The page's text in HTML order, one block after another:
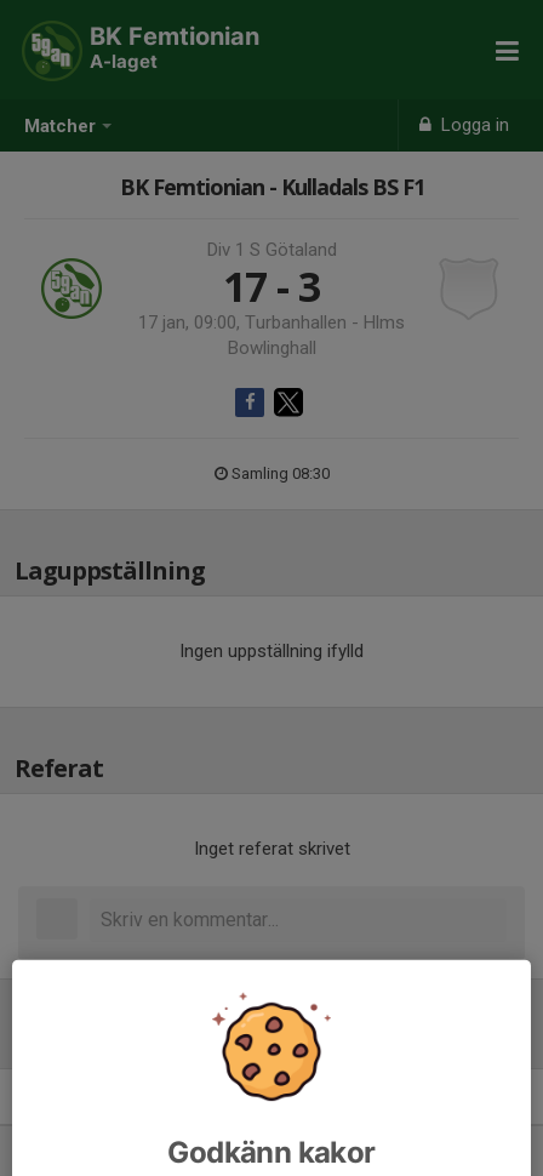
Matcher Logga in
BK Femtionian
A-laget
BK Femtionian - Kulladals BS F1
Div 1 S Götaland
17 - 3
17 jan, 09:00, Turbanhallen - Hlms
Bowlinghall
Samling 08:30
Laguppställning
Ingen uppställning ifylld
Referat
Inget referat skrivet
(från everysport)
22
Godkänn kakor